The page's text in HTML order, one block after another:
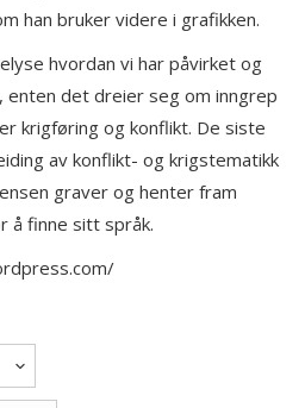
han bruker videre i grafikken.
hvordan vi har påvirket og
det dreier seg om inngrep
krigføring og konflikt. De siste
av konflikt- og krigstematikk
graver og henter fram
å finne sitt språk.